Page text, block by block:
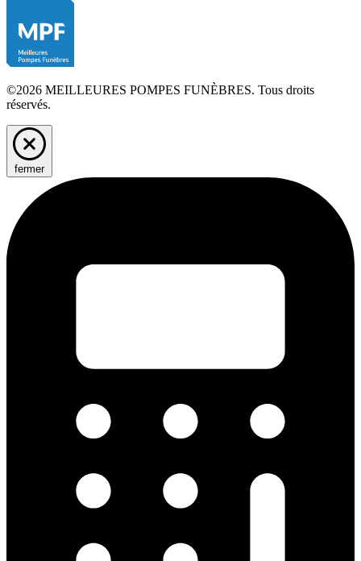
©2026 MEILLEURES POMPES FUNÈBRES. Tous droits
réservés.
fermer